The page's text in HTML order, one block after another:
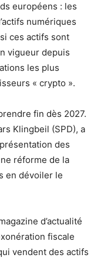
européens : les
numériques
ces actifs sont
vigueur depuis
les plus
« crypto ».
fin dès 2027.
Klingbeil (SPD), a
des
réforme de la
en dévoiler le
d’actualité
fiscale
vendent des actifs